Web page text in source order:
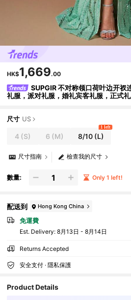
HK$1,669.00
SUPGIR 不对称领口荷叶边开衩
礼服，派对礼服，婚礼宾客礼服，正式
尺寸 US
4 (S) 6 (M) 8/10(L)
1 left
檢查我的尺寸
尺寸指南
數量: Only 1 left!
配送到 Hong Kong China
免運費
​Est. Delivery: 8月13日 - 8月14日
Returns Accepted
安全支付 · 隱私保護
Product Details